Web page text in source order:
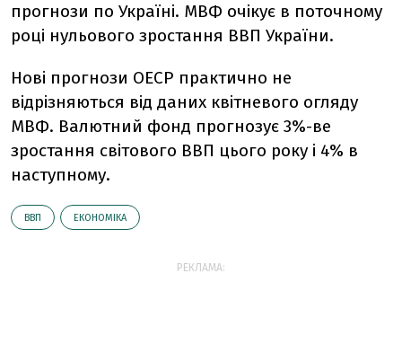
прогнози по Україні. МВФ очікує в поточному
році нульового зростання ВВП України.
Нові прогнози ОЕСР практично не
відрізняються від даних квітневого огляду
МВФ. Валютний фонд прогнозує 3%-ве
зростання світового ВВП цього року і 4% в
наступному.
ВВП ЕКОНОМІКА
РЕКЛАМА: